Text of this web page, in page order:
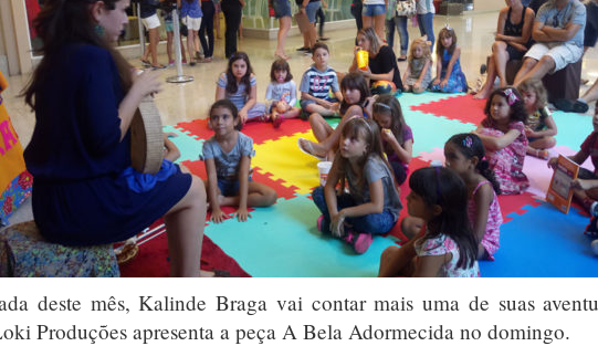
deste mês, Kalinde Braga vai contar mais uma de suas
Produções apresenta a peça A Bela Adormecida no domingo.